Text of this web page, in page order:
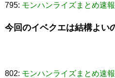
795: モンハンライズまとめ速報
今回のイベクエは結構よい
802: モンハンライズまとめ速報